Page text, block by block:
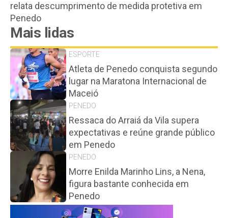
relata descumprimento de medida protetiva em
Penedo
Mais lidas
ESPORTE
Atleta de Penedo conquista segundo
lugar na Maratona Internacional de
Maceió
PENEDO
Ressaca do Arraiá da Vila supera
expectativas e reúne grande público
em Penedo
PENEDO
Morre Enilda Marinho Lins, a Nena,
figura bastante conhecida em
Penedo